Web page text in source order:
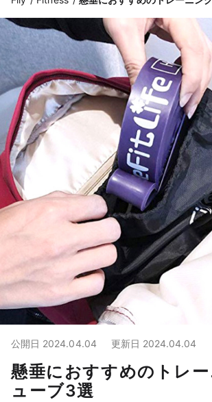
公開日 2024.04.04 更新日 2024.04.04
懸垂におすすめのトレ
ューブ3選